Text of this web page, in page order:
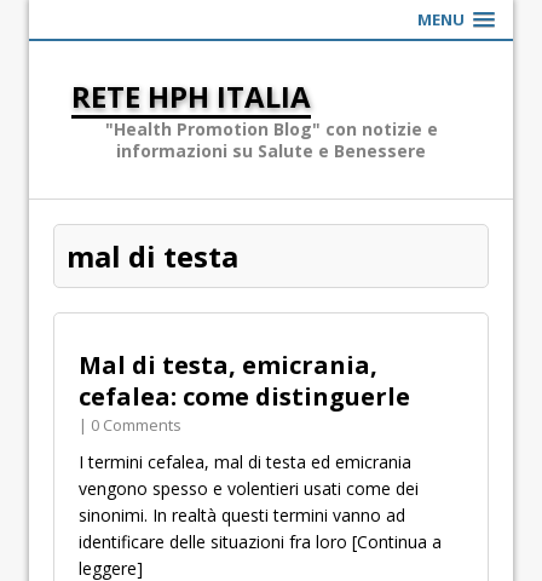
MENU
RETE HPH ITALIA
"Health Promotion Blog" con notizie e
informazioni su Salute e Benessere
mal di testa
Mal di testa, emicrania,
cefalea: come distinguerle
| 0 Comments
I termini cefalea, mal di testa ed emicrania
vengono spesso e volentieri usati come dei
sinonimi. In realtà questi termini vanno ad
identificare delle situazioni fra loro [Continua a
leggere]